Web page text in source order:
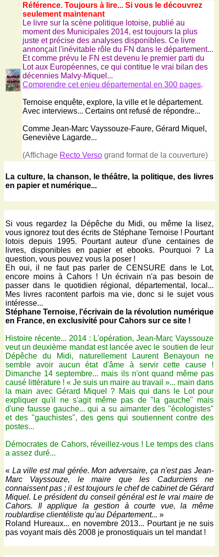
Référence. Toujours à lire... Si vous le découvrez
seulement maintenant
Le livre sur la scène politique lotoise, publié au
moment des Municipales 2014, est toujours la plus
juste et précise des analyses disponibles. Ce livre
annonçait l'inévitable rôle du FN dans le département...
Et comme prévu le FN est devenu le premier parti du
Lot aux Européennes, ce qui contitue le vrai bilan des
décennies Malvy-Miquel...
Comprendre cet enjeu départemental en 300 pages.
Ternoise enquête, explore, la ville et le département.
Avec interviews... Certains ont refusé de répondre...
Comme Jean-Marc Vayssouze-Faure, Gérard Miquel,
Geneviève Lagarde...
(Affichage Recto Verso grand format de la couverture)
La culture, la chanson, le théâtre, la politique, des livres
en papier et numérique...
Si vous regardez la Dépêche du Midi, ou même la lisez,
vous ignorez tout des écrits de Stéphane Ternoise ! Pourtant
lotois depuis 1995. Pourtant auteur d'une centaines de
livres, disponibles en papier et ebooks. Pourquoi ? La
question, vous pouvez vous la poser !
Eh oui, il ne faut pas parler de CENSURE dans le Lot,
encore moins à Cahors ! Un écrivain n'a pas besoin de
passer dans le quotidien régional, départemental, local...
Mes livres racontent parfois ma vie, donc si le sujet vous
intéresse...
Stéphane Ternoise, l'écrivain de la révolution numérique
en France, en exclusivité pour Cahors sur ce site !
Histoire récente... 2014 : L'opération, Jean-Marc Vayssouze
veut un deuxième mandat est lancée avec le soutien de leur
Dépêche du Midi, naturellement Laurent Benayoun ne
semble avoir aucun état d'âme à servir cette cause !
Dimanche 14 septembre... mais ils n'ont quand même pas
causé littérature ! « Je suis un maire au travail »... main dans
la main avec Gérard Miquel ? Mais qui dans le Lot pour
expliquer qu'il ne s'agit même pas de "la gauche" mais
d'une fausse gauche... qui a su aimanter des "écologistes"
et des "gauchistes", des gens qui soutiennent contre des
postes...
Démocrates de Cahors, réveillez-vous ! Le temps des clans
a assez duré...
« La ville est mal gérée. Mon adversaire, ça n'est pas Jean-
Marc Vayssouze, le maire que les Cadurciens ne
connaissent pas ; il est toujours le chef de cabinet de Gérard
Miquel. Le président du conseil général est le vrai maire de
Cahors. Il applique la gestion à courte vue, la même
roublardise clientéliste qu'au Département... »
Roland Hureaux... en novembre 2013... Pourtant je ne suis
pas voyant mais dès 2008 je pronostiquais un tel mandat !